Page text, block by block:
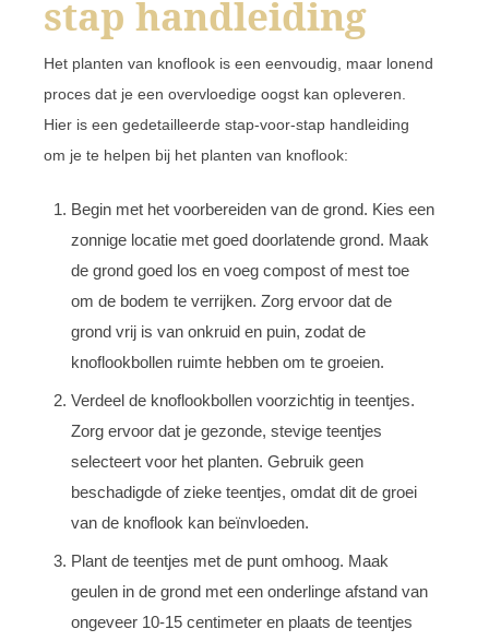
stap handleiding
Het planten van knoflook is een eenvoudig, maar lonend
proces dat je een overvloedige oogst kan opleveren.
Hier is een gedetailleerde stap-voor-stap handleiding
om je te helpen bij het planten van knoflook:
Begin met het voorbereiden van de grond. Kies een
zonnige locatie met goed doorlatende grond. Maak
de grond goed los en voeg compost of mest toe
om de bodem te verrijken. Zorg ervoor dat de
grond vrij is van onkruid en puin, zodat de
knoflookbollen ruimte hebben om te groeien.
Verdeel de knoflookbollen voorzichtig in teentjes.
Zorg ervoor dat je gezonde, stevige teentjes
selecteert voor het planten. Gebruik geen
beschadigde of zieke teentjes, omdat dit de groei
van de knoflook kan beïnvloeden.
Plant de teentjes met de punt omhoog. Maak
geulen in de grond met een onderlinge afstand van
ongeveer 10-15 centimeter en plaats de teentjes